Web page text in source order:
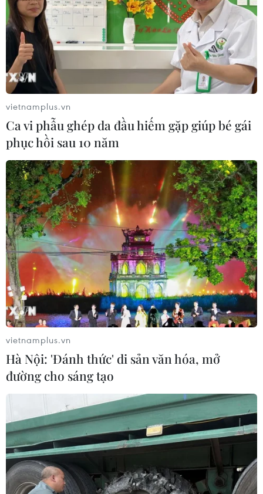
TIN CÙNG CHUYÊN MỤC
Giao tranh dữ dội ở miền Tây Libya,
vietnamplus.vn
Ca vi phẫu ghép da đầu hiếm gặp giúp bé gái
phục hồi sau 10 năm
vietnamplus.vn
Hà Nội: 'Đánh thức' di sản văn hóa, mở
đường cho sáng tạo